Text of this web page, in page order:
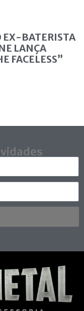
EX-BATERISTA
LANÇA
FACELESS”